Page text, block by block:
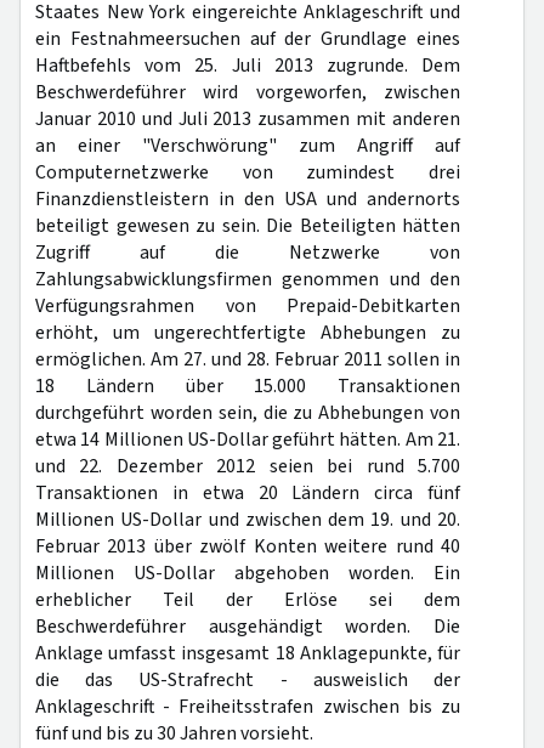
Staates New York eingereichte Anklageschrift und
ein Festnahmeersuchen auf der Grundlage eines
Haftbefehls vom 25. Juli 2013 zugrunde. Dem
Beschwerdeführer wird vorgeworfen, zwischen
Januar 2010 und Juli 2013 zusammen mit anderen
an einer "Verschwörung" zum Angriff auf
Computernetzwerke von zumindest drei
Finanzdienstleistern in den USA und andernorts
beteiligt gewesen zu sein. Die Beteiligten hätten
Zugriff auf die Netzwerke von
Zahlungsabwicklungsfirmen genommen und den
Verfügungsrahmen von Prepaid-Debitkarten
erhöht, um ungerechtfertigte Abhebungen zu
ermöglichen. Am 27. und 28. Februar 2011 sollen in
18 Ländern über 15.000 Transaktionen
durchgeführt worden sein, die zu Abhebungen von
etwa 14 Millionen US-Dollar geführt hätten. Am 21.
und 22. Dezember 2012 seien bei rund 5.700
Transaktionen in etwa 20 Ländern circa fünf
Millionen US-Dollar und zwischen dem 19. und 20.
Februar 2013 über zwölf Konten weitere rund 40
Millionen US-Dollar abgehoben worden. Ein
erheblicher Teil der Erlöse sei dem
Beschwerdeführer ausgehändigt worden. Die
Anklage umfasst insgesamt 18 Anklagepunkte, für
die das US-Strafrecht - ausweislich der
Anklageschrift - Freiheitsstrafen zwischen bis zu
fünf und bis zu 30 Jahren vorsieht.